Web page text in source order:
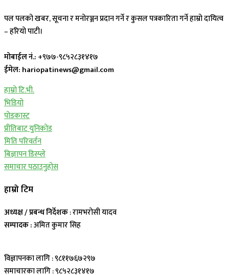
पल पलको खबर, सूचना र मनोरञ्जन प्रदान गर्ने र कुसल पत्रकारिता गर्ने हाम्रो दायित्व
– हरियो पाटी।
मोबाईल नं.: +९७७-९८५२८३१४१७
ईमेल: hariopatinews@gmail.com
हाम्रो टि.भी.
भिडियो
पोडकास्ट
प्रीतिबाट युनिकोड
मिति परिवर्तन
बिज्ञापन डिस्प्ले
समाचार पठाउनुहोस
हाम्रो टिम
अध्यक्ष / प्रबन्ध निर्देशक: रामभरोसी यादव
सम्पादक :अमित कुमार सिह
विज्ञापनका लागि : ९८११७६७२९७
समाचारका लागि : ९८५२८३१४१७